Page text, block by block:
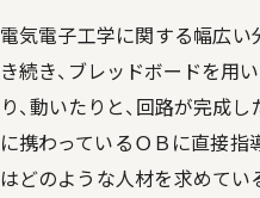
電気電子工学に関する幅広い
き続き、ブレッドボードを用
り、動いたりと、回路が完成
に携わっているＯＢに直接指
はどのような人材を求めてい